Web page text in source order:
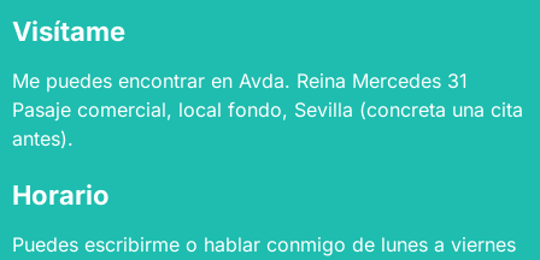
Visítame
Me puedes encontrar en Avda. Reina Mercedes 31
Pasaje comercial, local fondo, Sevilla (concreta una cita
antes).
Horario
Puedes escribirme o hablar conmigo de lunes a viernes